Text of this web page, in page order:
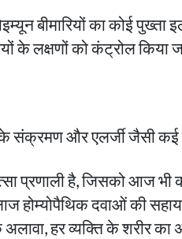
बीमारियों का कोई पुख्ता
के लक्षणों को कंट्रोल किया
के संक्रमण और एलर्जी जैसी
प्रणाली है, जिसको आज भी
होम्योपैथिक दवाओं की
हर व्यक्ति के शरीर